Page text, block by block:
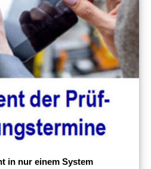
in nur einem System